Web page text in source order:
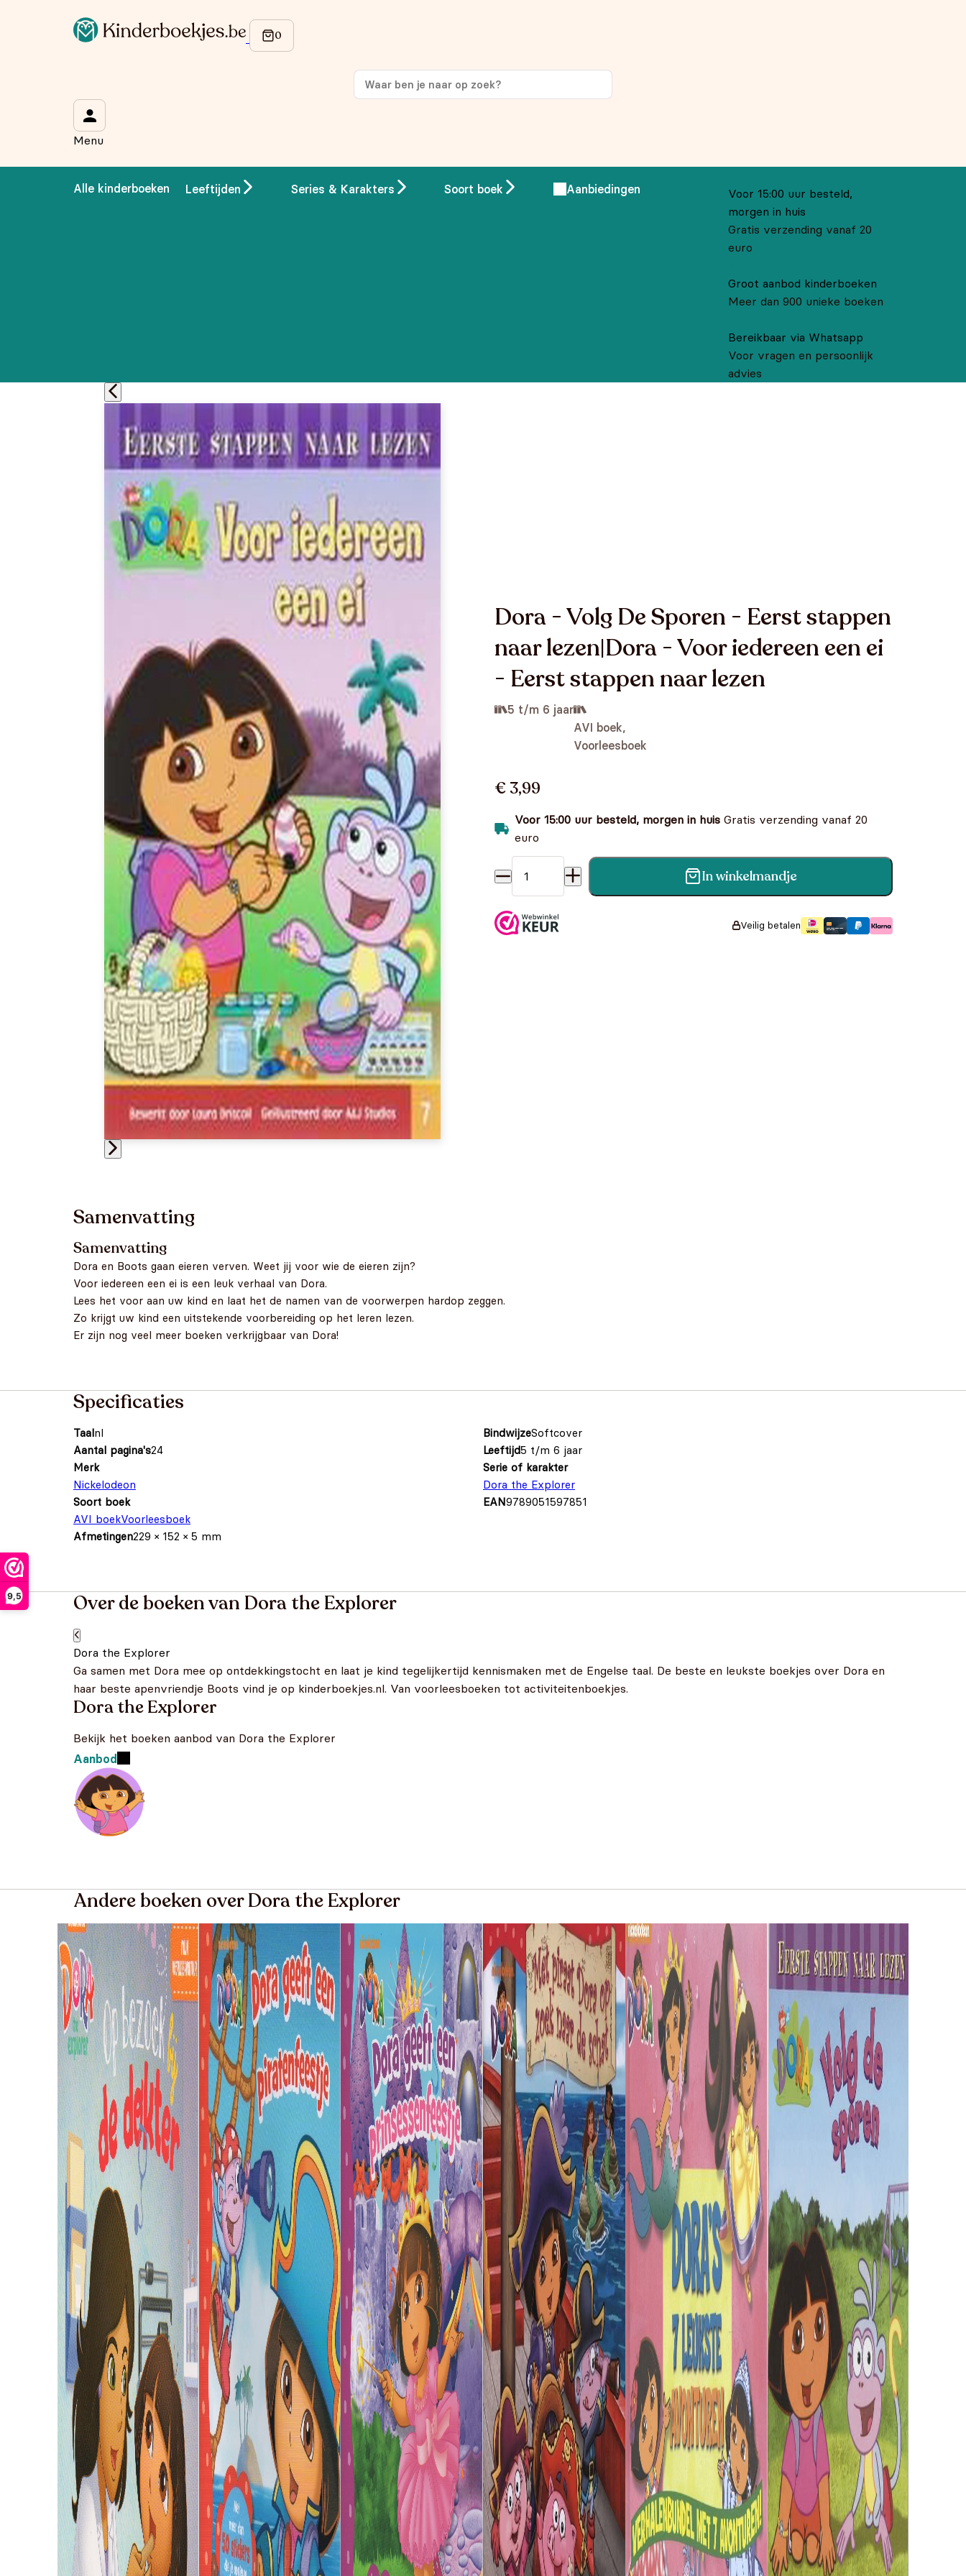
9,5
Menu
Alle kinderboeken Leeftijden Series & Karakters Soort boek Aanbiedingen
Voor 15:00 uur besteld,
morgen in huis
Gratis verzending vanaf 20
euro
Groot aanbod kinderboeken
Meer dan 900 unieke boeken
Bereikbaar via Whatsapp
Voor vragen en persoonlijk
advies
Dora - Volg De Sporen - Eerst stappen
naar lezen|Dora - Voor iedereen een ei
- Eerst stappen naar lezen
5 t/m 6 jaar
AVI boek,
Voorleesboek
€ 3,99
Voor 15:00 uur besteld, morgen in huis Gratis verzending vanaf 20
euro
Dora - Volg De Sporen - Eerst stappen naar lezen|Dora - Voor iedereen
In winkelmandje
Veilig betalen
Samenvatting
Samenvatting
Dora en Boots gaan eieren verven. Weet jij voor wie de eieren zijn?
Voor iedereen een ei is een leuk verhaal van Dora.
Lees het voor aan uw kind en laat het de namen van de voorwerpen hardop zeggen.
Zo krijgt uw kind een uitstekende voorbereiding op het leren lezen.
Er zijn nog veel meer boeken verkrijgbaar van Dora!
Specificaties
Taalnl BindwijzeSoftcover
Aantal pagina's24 Leeftijd5 t/m 6 jaar
Merk
Nickelodeon
Serie of karakter
Dora the Explorer
Soort boek
AVI boekVoorleesboek
EAN9789051597851
Afmetingen229 × 152 × 5 mm
Over de boeken van Dora the Explorer
Dora the Explorer
Ga samen met Dora mee op ontdekkingstocht en laat je kind tegelijkertijd kennismaken met de Engelse taal. De beste en leukste boekjes over Dora en
haar beste apenvriendje Boots vind je op kinderboekjes.nl. Van voorleesboeken tot activiteitenboekjes.
Dora the Explorer
Bekijk het boeken aanbod van Dora the Explorer
Aanbod
Andere boeken over Dora the Explorer
Op de hoogte blijven van onze acties?
op je eerste aankoop!
Wat is je voornaam?